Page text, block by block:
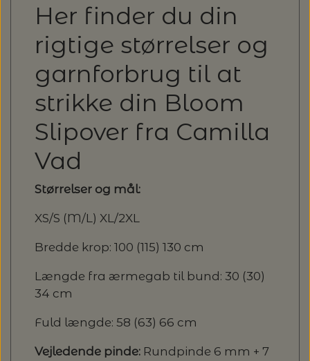
Her finder du din
rigtige størrelser og
garnforbrug til at
strikke din Bloom
Slipover fra Camilla
Vad
Størrelser og mål:
XS/S (M/L) XL/2XL
Bredde krop: 100 (115) 130 cm
Længde fra ærmegab til bund: 30 (30)
34 cm
Fuld længde: 58 (63) 66 cm
Vejledende pinde: Rundpinde 6 mm + 7